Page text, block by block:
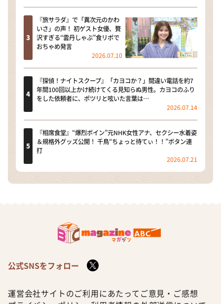
『旅サラダ』で「異次元のかわ
いさ」の声！ 初ゲスト女優、贅
沢すぎる“雲丹しゃぶ”食リポで
おちゃめ発言
2026.07.10
『探偵！ナイトスクープ』「カヨコか？」間違い電話を約7
年間100回以上かけ続けてくる見知らぬ男性。カヨコのふり
をした依頼者に、ポツリと呟いた言葉は…
2026.07.14
『相席食堂』“爆烈ボイン”元NHK女性アナ、セクシー水着姿
＆規格外グッズ公開！ 千鳥“ちょっと待てぃ！！”ボタン連
打
2026.07.21
公式SNSをフォロー
運営会社サイトのご利用にあたって ご意見・ご感想